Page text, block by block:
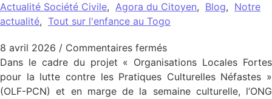
Actualité Société Civile, Agora du Citoyen, Blog, Notre
actualité, Tout sur l'enfance au Togo
8 avril 2026 / Commentaires ferméssur Sensibilisation «
Dans le cadre du projet « Organisations Locales Fortes
pour la lutte contre les Pratiques Culturelles Néfastes »
(OLF-PCN) et en marge de la semaine culturelle, l’ONG